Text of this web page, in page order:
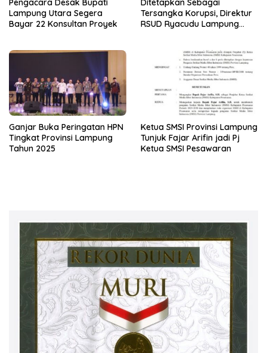
Pengacara Desak Bupati
Lampung Utara Segera
Bayar 22 Konsultan Proyek
Ditetapkan Sebagai
Tersangka Korupsi, Direktur
RSUD Ryacudu Lampung
Ganjar Buka Peringatan HPN
Tingkat Provinsi Lampung
Tahun 2025
Ketua SMSI Provinsi Lampung
Tunjuk Fajar Arifin jadi Pj
Ketua SMSI Pesawaran